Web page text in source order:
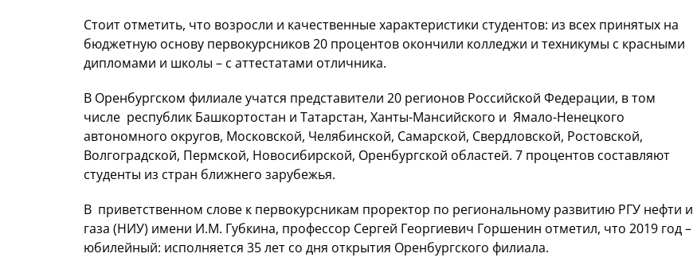
Стоит отметить, что возросли и качественные характеристики студентов: из всех принятых на
бюджетную основу первокурсников 20 процентов окончили колледжи и техникумы с красными
дипломами и школы – с аттестатами отличника.
В Оренбургском филиале учатся представители 20 регионов Российской Федерации, в том
числе республик Башкортостан и Татарстан, Ханты-Мансийского и Ямало-Ненецкого
автономного округов, Московской, Челябинской, Самарской, Свердловской, Ростовской,
Волгоградской, Пермской, Новосибирской, Оренбургской областей. 7 процентов составляют
студенты из стран ближнего зарубежья.
В приветственном слове к первокурсникам проректор по региональному развитию РГУ нефти и
газа (НИУ) имени И.М. Губкина, профессор Сергей Георгиевич Горшенин отметил, что 2019 год –
юбилейный: исполняется 35 лет со дня открытия Оренбургского филиала.